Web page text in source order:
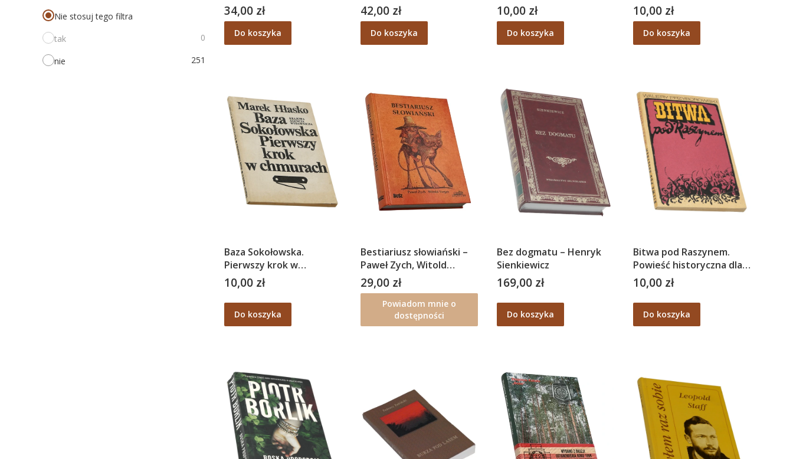
Nie stosuj tego filtra
tak
0
nie 251
Cena
34,00 zł
Do koszyka
Cena
42,00 zł
Do koszyka
Cena
10,00 zł
Do koszyka
Cena
10,00 zł
Do koszyka
Baza Sokołowska.
Pierwszy krok w
chmurach – Marek Hłasko
Cena
10,00 zł
Do koszyka
Bestiariusz słowiański –
Paweł Zych, Witold
Vargas
Cena
29,00 zł
Powiadom mnie o
dostępności
Bez dogmatu – Henryk
Sienkiewicz
Cena
169,00 zł
Do koszyka
Bitwa pod Raszynem.
Powieść historyczna dla
młodzieży – Walery
Przyborowski
Cena
10,00 zł
Do koszyka